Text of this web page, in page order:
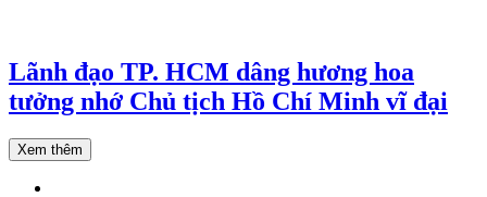
Lãnh đạo TP. HCM dâng hương hoa
tưởng nhớ Chủ tịch Hồ Chí Minh vĩ đại
Xem thêm